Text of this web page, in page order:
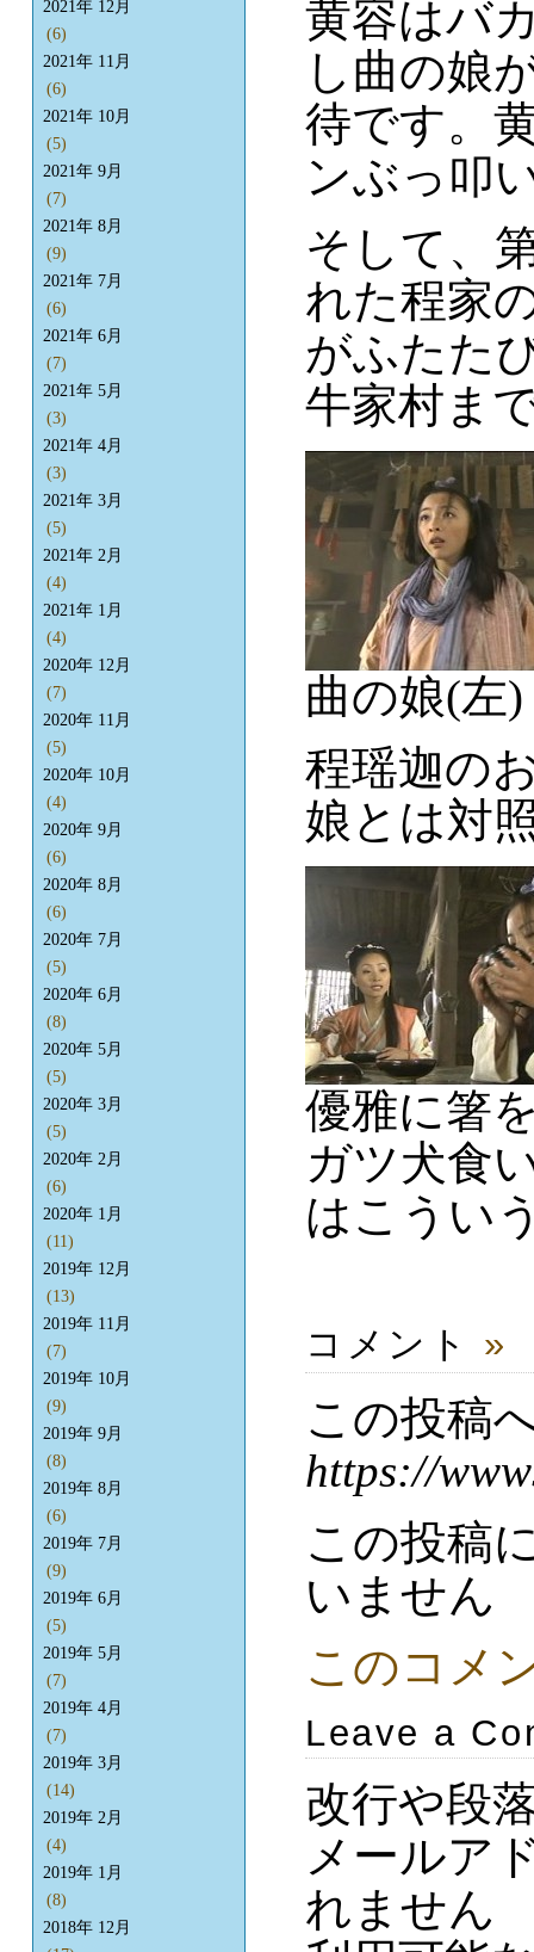
黄容はバ
し曲の娘
待です。
ンぶっ叩
そして、
れた程家
がふたた
牛家村ま
曲の娘(左
程瑶迦の
娘とは対
優雅に箸
ガツ犬食
はこうい
コメント »
この投稿
https://
この投稿
いません
このコメ
Leave a
改行や段
メールア
れません
2021年 12月
(6)
2021年 11月
(6)
2021年 10月
(5)
2021年 9月
(7)
2021年 8月
(9)
2021年 7月
(6)
2021年 6月
(7)
2021年 5月
(3)
2021年 4月
(3)
2021年 3月
(5)
2021年 2月
(4)
2021年 1月
(4)
2020年 12月
(7)
2020年 11月
(5)
2020年 10月
(4)
2020年 9月
(6)
2020年 8月
(6)
2020年 7月
(5)
2020年 6月
(8)
2020年 5月
(5)
2020年 3月
(5)
2020年 2月
(6)
2020年 1月
(11)
2019年 12月
(13)
2019年 11月
(7)
2019年 10月
(9)
2019年 9月
(8)
2019年 8月
(6)
2019年 7月
(9)
2019年 6月
(5)
2019年 5月
(7)
2019年 4月
(7)
2019年 3月
(14)
2019年 2月
(4)
2019年 1月
(8)
2018年 12月